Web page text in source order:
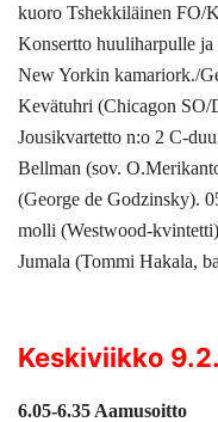
kuoro Tshekkiläinen FO/
Konsertto huuliharpulle
New Yorkin kamariork./
Kevätuhri (Chicagon SO/
Jousikvartetto n:o 2 C-
Bellman (sov.
(George de Godzinsky).
molli (Westwood-
Jumala (Tommi Hakala,
Keskiviikko
6.05-6.35 Aamusoitto